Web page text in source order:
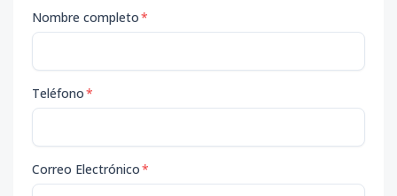
Nombre completo*
Teléfono*
Correo Electrónico*